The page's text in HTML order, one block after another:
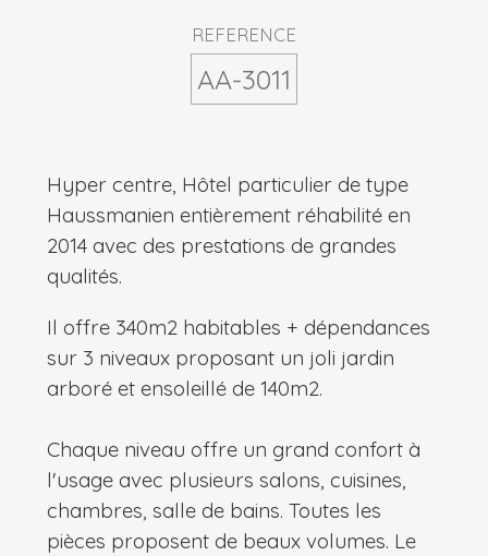
REFERENCE
AA-3011
Hyper centre, Hôtel particulier de type
Haussmanien entièrement réhabilité en
2014 avec des prestations de grandes
qualités.
Il offre 340m2 habitables + dépendances
sur 3 niveaux proposant un joli jardin
arboré et ensoleillé de 140m2.
Chaque niveau offre un grand confort à
l'usage avec plusieurs salons, cuisines,
chambres, salle de bains. Toutes les
pièces proposent de beaux volumes. Le